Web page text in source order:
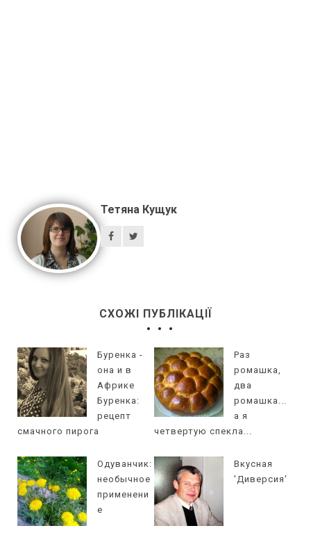
Тетяна Кущук
СХОЖІ ПУБЛІКАЦІЇ
Буренка -
она и в
Африке
Буренка:
рецепт
смачного пирога
Раз
ромашка,
два
ромашка...
а я
четвертую спекла...
Одуванчик:
необычное
применени
е
Вкусная
'Диверсия'